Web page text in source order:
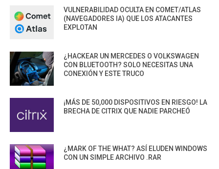
VULNERABILIDAD OCULTA EN COMET/ATLAS
(NAVEGADORES IA) QUE LOS ATACANTES
EXPLOTAN
¿HACKEAR UN MERCEDES O VOLKSWAGEN
CON BLUETOOTH? SOLO NECESITAS UNA
CONEXIÓN Y ESTE TRUCO
¡MÁS DE 50,000 DISPOSITIVOS EN RIESGO! LA
BRECHA DE CITRIX QUE NADIE PARCHEÓ
¿MARK OF THE WHAT? ASÍ ELUDEN WINDOWS
CON UN SIMPLE ARCHIVO .RAR